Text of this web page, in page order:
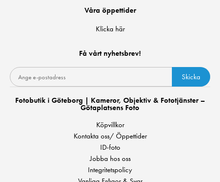
Våra öppettider
Klicka här
Få vårt nyhetsbrev!
Skicka
Fotobutik i Göteborg | Kameror, Objektiv & Fototjänster –
Götaplatsens Foto
Köpvillkor
Kontakta oss/ Öppettider
ID-foto
Jobba hos oss
Integritetspolicy